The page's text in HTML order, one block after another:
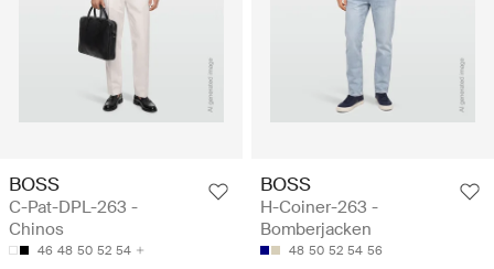
BOSS
C-Pat-DPL-263 -
Chinos
46 48 50 52 54
BOSS
H-Coiner-263 -
Bomberjacken
48 50 52 54 56